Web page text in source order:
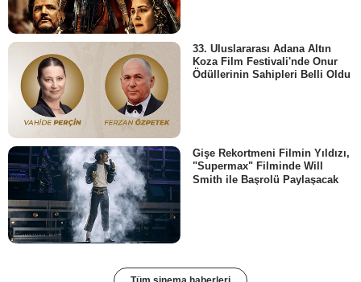
33. Uluslararası Adana Altın
Koza Film Festivali'nde Onur
Ödüllerinin Sahipleri Belli Oldu
Gişe Rekortmeni Filmin Yıldızı,
"Supermax" Filminde Will
Smith ile Başrolü Paylaşacak